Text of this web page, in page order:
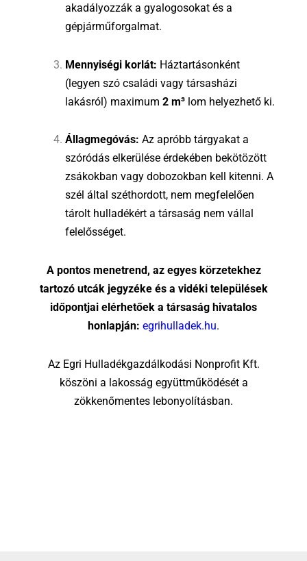
akadályozzák a gyalogosokat és a
gépjárműforgalmat.
Mennyiségi korlát: Háztartásonként
(legyen szó családi vagy társasházi
lakásról) maximum 2 m³lom helyezhető ki.
Állagmegóvás: Az apróbb tárgyakat a
szóródás elkerülése érdekében bekötözött
zsákokban vagy dobozokban kell kitenni. A
szél által széthordott, nem megfelelően
tárolt hulladékért a társaság nem vállal
felelősséget.
A pontos menetrend, az egyes körzetekhez
tartozó utcák jegyzéke és a vidéki települések
időpontjai elérhetőek a társaság hivatalos
honlapján: egrihulladek.hu.
Az Egri Hulladékgazdálkodási Nonprofit Kft.
köszöni a lakosság együttműködését a
zökkenőmentes lebonyolításban.